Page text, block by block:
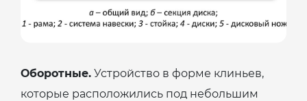
Оборотные. Устройство в форме клиньев,
которые расположились под небольшим